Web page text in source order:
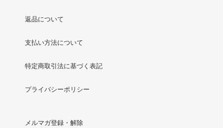
返品について
支払い方法について
特定商取引法に基づく表記
プライバシーポリシー
メルマガ登録・解除